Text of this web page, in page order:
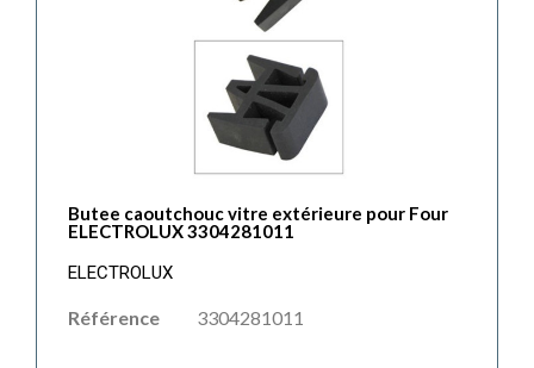
Butee caoutchouc vitre extérieure pour Four
ELECTROLUX 3304281011
ELECTROLUX
Référence 3304281011